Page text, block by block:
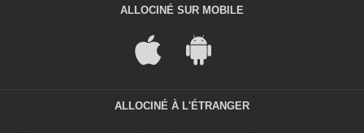
ALLOCINÉ SUR MOBILE
ALLOCINÉ À L'ÉTRANGER